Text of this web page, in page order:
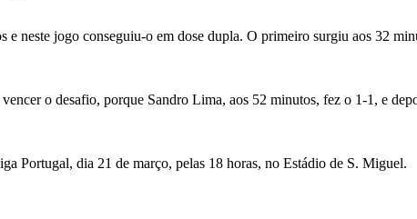
neste jogo conseguiu-o em dose dupla. O primeiro surgiu aos 32
o desafio, porque Sandro Lima, aos 52 minutos, fez o 1-1, e
Portugal, dia 21 de março, pelas 18 horas, no Estádio de S. Miguel.